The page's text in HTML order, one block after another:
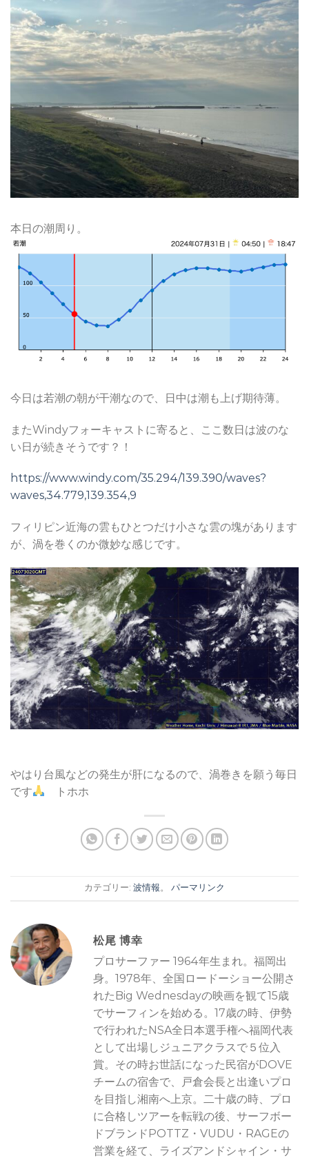
本日の潮周り。
今日は若潮の朝が干潮なので、日中は潮も上げ期待薄。
またWindyフォーキャストに寄ると、ここ数日は波のな
い日が続きそうです？！
https://www.windy.com/35.294/139.390/waves?
waves,34.779,139.354,9
フィリピン近海の雲もひとつだけ小さな雲の塊があります
が、渦を巻くのか微妙な感じです。
やはり台風などの発生が肝になるので、渦巻きを願う毎日
です
トホホ
カテゴリー: 波情報。 パーマリンク
松尾 博幸
プロサーファー 1964年生まれ。福岡出
身。1978年、全国ロードーショー公開さ
れたBig Wednesdayの映画を観て15歳
でサーフィンを始める。17歳の時、伊勢
で行われたNSA全日本選手権へ福岡代表
として出場しジュニアクラスで５位入
賞。その時お世話になった民宿がDOVE
チームの宿舎で、戸倉会長と出逢いプロ
を目指し湘南へ上京。二十歳の時、プロ
に合格しツアーを転戦の後、サーフボー
ドブランドPOTTZ・VUDU・RAGEの
営業を経て、ライズアンドシャイン・サ